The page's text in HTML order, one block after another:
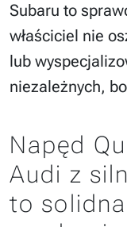
Subaru to
właściciel nie
lub
niezależnych,
Napęd
Audi z
to